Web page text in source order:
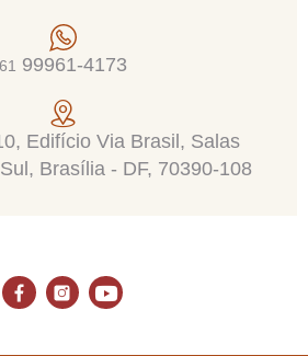
61 99961-4173
Edifício Via Brasil, Salas
Brasília - DF, 70390-108